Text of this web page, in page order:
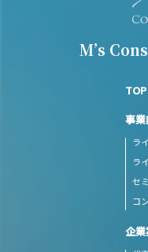
M’s
TOP
事
ラ
ラ
セ
コ
企